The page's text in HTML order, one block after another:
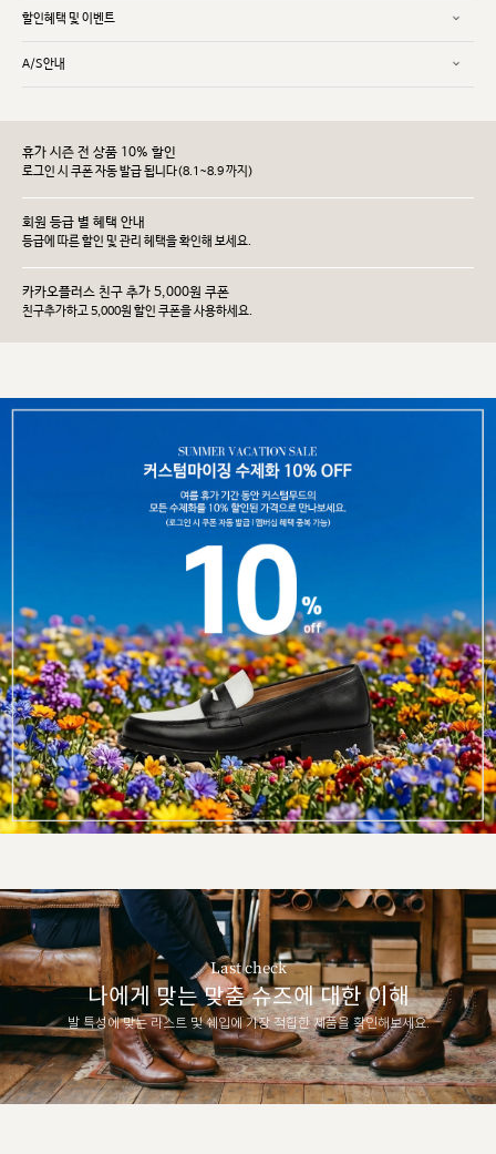
할인혜택 및 이벤트
A/S안내
휴가 시즌 전 상품 10% 할인
로그인 시 쿠폰 자동 발급 됩니다(8.1~8.9 까지)
회원 등급 별 혜택 안내
등급에 따른 할인 및 관리 헤택을 확인해 보세요.
카카오플러스 친구 추가 5,000원 쿠폰
친구추가하고 5,000원 할인 쿠폰을 사용하세요.
Last check
나에게 맞는 맞춤 슈즈에 대한 이해
발 특성에 맞는 라스트 및 쉐입에 가장 적합한 제품을 확인해보세요.